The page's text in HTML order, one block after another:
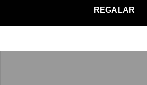
REGALAR